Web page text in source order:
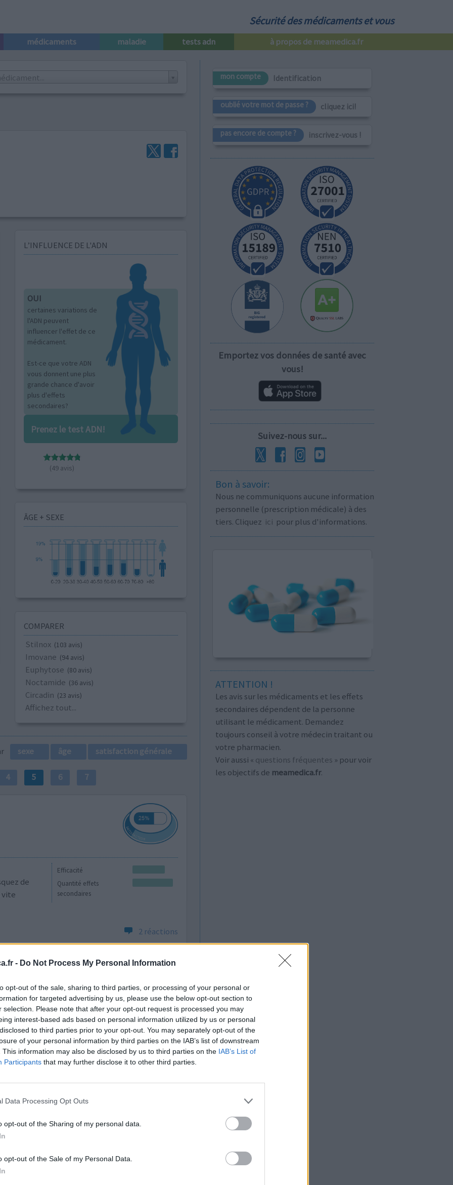
- Do Not Process My Personal Information
opt-out of the sale, sharing to third parties, or processing of your personal or
for targeted advertising by us, please use the below opt-out section to
selection. Please note that after your opt-out request is processed you may
interest-based ads based on personal information utilized by us or personal
to third parties prior to your opt-out. You may separately opt-out of the
of your personal information by third parties on the IAB’s list of downstream
This information may also be disclosed by us to third parties on the IAB’s List of
Participants that may further disclose it to other third parties.
Data Processing Opt Outs
opt-out of the Sharing of my personal data.
opt-out of the Sale of my Personal Data.
Sécurité des médicaments et vous
médicaments maladie tests adn à propos de meamedica.fr
L’INFLUENCE DE L'ADN
OUI
certaines variations de
l'ADN peuvent
influencer l'effet de ce
médicament.
Est-ce que votre ADN
vous donnent une plus
grande chance d'avoir
plus d'effets
secondaires?
Prenez le test ADN!
(49 avis)
ÂGE + SEXE
COMPARER
Stilnox (103 avis)
Imovane (94 avis)
Euphytose (80 avis)
Noctamide (36 avis)
Circadin (23 avis)
Affichez tout...
sexe âge satisfaction générale
4 5 6 7
Efficacité
Quantité effets
secondaires
de
vite
2 réactions
Efficacité
Quantité effets
secondaires
cause
par
je le
réveil
dans le lit, j'entendais des voix, on me parlait.
la suite
0 réactions
mon compte Identification
oublié votre mot de passe ? cliquez ici!
pas encore de compte ? inscrivez-vous !
Emportez vos données de santé avec
vous!
Suivez-nous sur...
Bon à savoir:
Nous ne communiquons aucune information
personnelle (prescription médicale) à des
tiers. Cliquez ici pour plus d'informations.
ATTENTION !
Les avis sur les médicaments et les effets
secondaires dépendent de la personne
utilisant le médicament. Demandez
toujours conseil à votre médecin traitant ou
votre pharmacien.
Voir aussi « questions fréquentes » pour voir
les objectifs de meamedica.fr.